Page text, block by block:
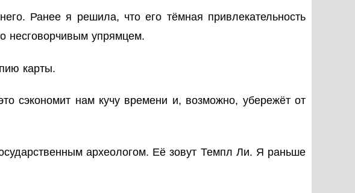
Ранее я решила, что его тёмная привлекательность
несговорчивым упрямцем.
карты.
сэкономит нам кучу времени и, возможно, убережёт от
археологом. Её зовут Темпл Ли. Я раньше